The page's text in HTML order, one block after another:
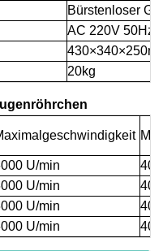
Bürstenloser
AC 220V 50Hz
20kg
U/min
U/min
U/min
U/min